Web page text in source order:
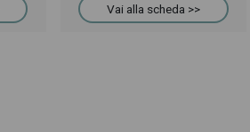
Vai alla scheda >>